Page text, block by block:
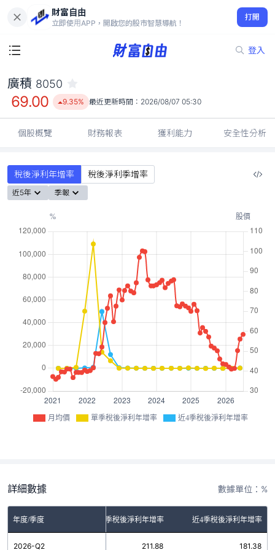
財富自由
立即使用APP，開啟您的股市智慧導航！
打開
登入
69.00
9.35%
廣積 8050
69.00 9.35% 最近更新時間： 2026/08/07 05:30
個股概覽 財務報表 獲利能力 安全性分析
稅後淨利年增率 稅後淨利季增率
近5年 季報
月均價 單季稅後淨利年增率 近4季稅後淨利年增率
詳細數據 數據單位：%
年度/季度 單季稅後淨利年增率 近4季稅後淨利年增率
2026-Q2 211.88 181.38